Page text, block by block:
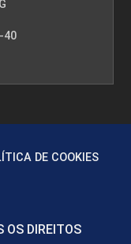
40
DE COOKIES
DIREITOS